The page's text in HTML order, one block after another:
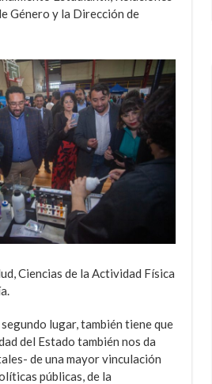
Género y la Dirección de
Ciencias de la Actividad Física
lugar, también tiene que
del Estado también nos da
de una mayor vinculación
públicas, de la